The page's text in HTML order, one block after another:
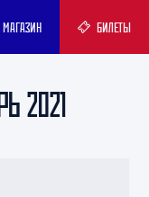
МАГАЗИН БИЛЕТЫ
2021